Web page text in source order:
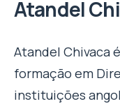
Atandel
Atandel Chivaca
formação em
instituições